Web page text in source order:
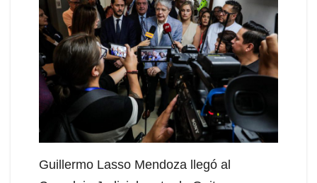
Guillermo Lasso Mendoza llegó al